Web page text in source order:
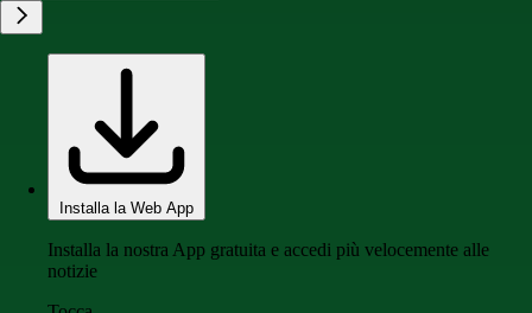
Installa la Web App
Installa la nostra App gratuita e accedi più velocemente alle
notizie